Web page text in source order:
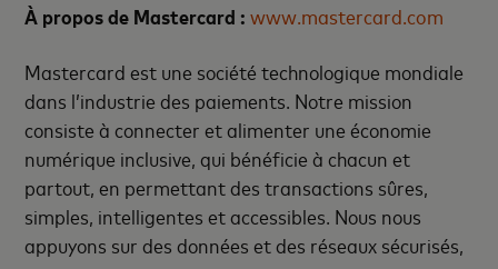
À propos de Mastercard :www.mastercard.com
Mastercard est une société technologique mondiale
dans l’industrie des paiements. Notre mission
consiste à connecter et alimenter une économie
numérique inclusive, qui bénéficie à chacun et
partout, en permettant des transactions sûres,
simples, intelligentes et accessibles. Nous nous
appuyons sur des données et des réseaux sécurisés,